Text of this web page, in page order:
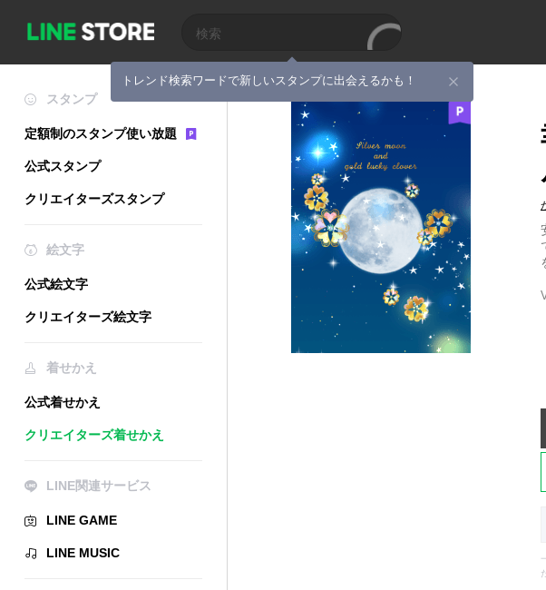
トレンド検索ワードで新しいスタンプに出会えるかも！
スタンプ
定額制のスタンプ使い放題
公式スタンプ
クリエイターズスタンプ
絵文字
公式絵文字
クリエイターズ絵文字
着せかえ
公式着せかえ
クリエイターズ着せかえ
LINE関連サービス
LINE GAME
LINE MUSIC